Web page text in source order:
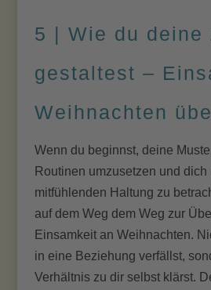
5 | Wie du deine
gestaltest –
Weihnachten
Wenn du beginnst, deine
Routinen umzusetzen und dich
mitfühlenden Haltung zu
auf dem Weg dem Weg zur
Einsamkeit an Weihnachten.
in eine Beziehung verfällst,
Verhältnis zu dir selbst klärst.